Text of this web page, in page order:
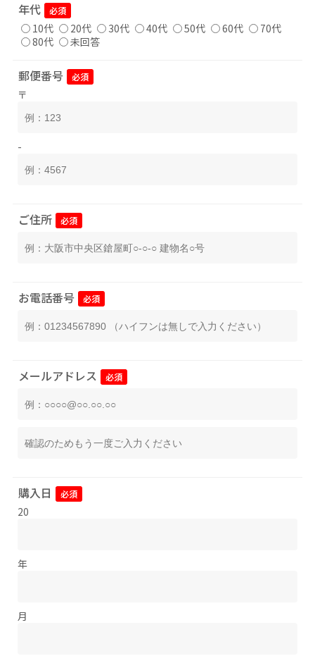
年代 必須
10代 20代 30代 40代 50代 60代
70代
80代
未回答
郵便番号 必須
〒
-
ご住所 必須
お電話番号 必須
メールアドレス 必須
購入日 必須
20
年
月